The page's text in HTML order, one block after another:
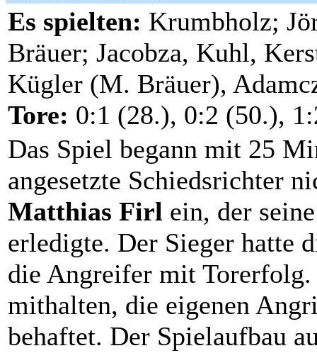
Es spielten: Krumbholz;
Bräuer; Jacobza, Kuhl,
Kügler (M. Bräuer),
Tore: 0:1 (28.), 0:2 (50.),
Das Spiel begann mit 25
angesetzte Schiedsrichter
Matthias Firl ein, der
erledigte. Der Sieger hatte
die Angreifer mit
mithalten, die eigenen
behaftet. Der Spielaufbau